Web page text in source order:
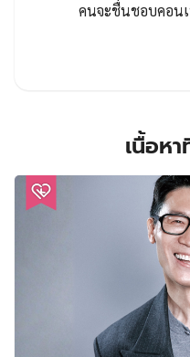
คนจะชื่นชอบคอน
เนื้อห